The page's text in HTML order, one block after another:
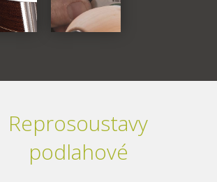
Reprosoustavy
podlahové